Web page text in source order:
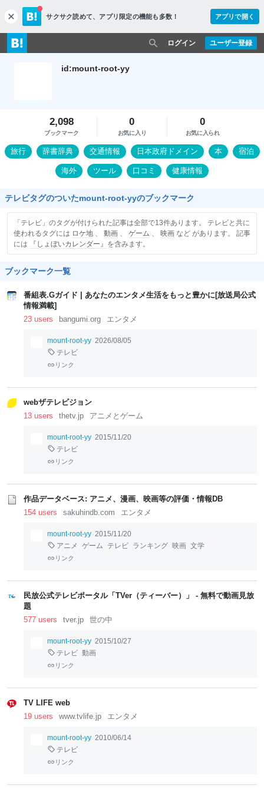
c
l
o
s
サクサク読めて、 アプリ限定の機能も多数！ アプリで開く
ユーザー登録
ログイン
id:mount-root-yy
2,098
ブックマーク
0
お気に入り
0
お気に入られ
旅行 辞書辞典 交通情報 日本政府ドメイン 本 宿泊
海外 ツール 口コミ 健康情報
テレビタグのついたmount-root-yyのブックマーク
「テレビ」のタグが付けられた記事は全部で13件あります。 テレビと共に
使われるタグには ロケ地 、 動画 、 ゲーム 、 映画 など があります。 記事
には
『しょぼいカレンダー』 を含みます。
ブックマーク一覧
番組表.Gガイド | あなたのエンタメ生活をもっと豊かに[放送局公式
情報満載]
23 users
bangumi.org エンタメ
mount-root-yy 2026/08/05
テレビ
リンク
webザテレビジョン
13 users
thetv.jp アニメとゲーム
mount-root-yy 2015/11/20
テレビ
リンク
作品データベース: アニメ、漫画、映画等の評価・情報DB
154 users
sakuhindb.com エンタメ
mount-root-yy 2015/11/20
アニメ
ゲーム テレビ ランキング 映画 文学
リンク
民放公式テレビポータル「TVer（ティーバー）」 - 無料で動画見放
題
577 users
tver.jp 世の中
mount-root-yy 2015/10/27
テレビ 動画
リンク
TV LIFE web
19 users
www.tvlife.jp エンタメ
mount-root-yy 2010/06/14
テレビ
リンク